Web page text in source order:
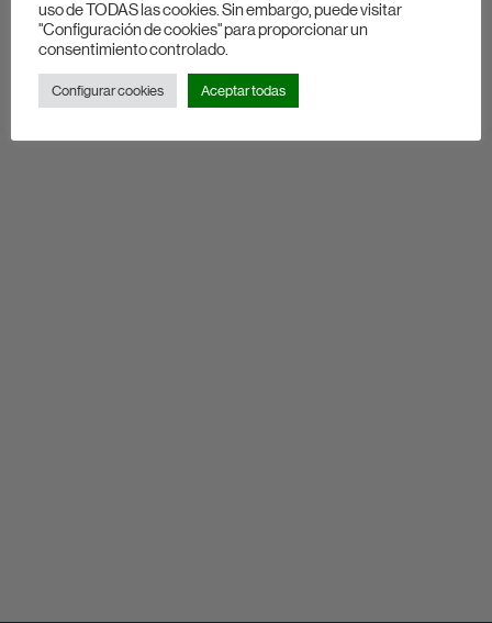
uso de TODAS las cookies. Sin embargo, puede visitar
"Configuración de cookies" para proporcionar un
consentimiento controlado.
Configurar cookies Aceptar todas